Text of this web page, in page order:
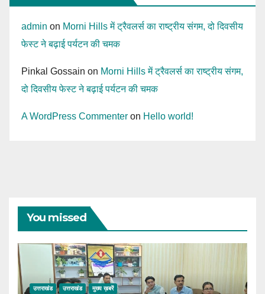
admin on Morni Hills में ट्रैवलर्स का राष्ट्रीय संगम, दो दिवसीय
फेस्ट ने बढ़ाई पर्यटन की चमक
Pinkal Gossain on Morni Hills में ट्रैवलर्स का राष्ट्रीय संगम,
दो दिवसीय फेस्ट ने बढ़ाई पर्यटन की चमक
A WordPress Commenter on Hello world!
You missed
उत्तराखंड उत्तराखंड मुख्य ख़बरें